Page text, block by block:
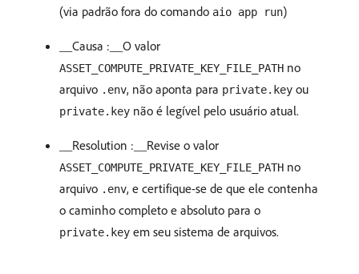
(via padrão fora do comando aio app run)
__Causa :__O valor
ASSET_COMPUTE_PRIVATE_KEY_FILE_PATH no
arquivo .env, não aponta para private.key ou
private.key não é legível pelo usuário atual.
__Resolution :__Revise o valor
ASSET_COMPUTE_PRIVATE_KEY_FILE_PATH no
arquivo .env, e certifique-se de que ele contenha
o caminho completo e absoluto para o
private.key em seu sistema de arquivos.